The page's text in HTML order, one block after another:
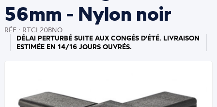
56mm - Nylon noir
RÉF : RTCL20BNO
DÉLAI PERTURBÉ SUITE AUX CONGÉS D'ÉTÉ. LIVRAISON
ESTIMÉE EN 14/16 JOURS OUVRÉS.